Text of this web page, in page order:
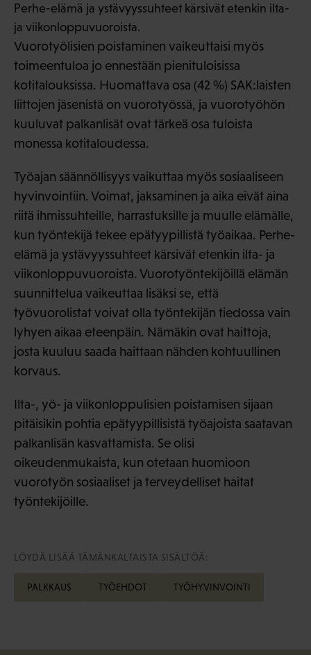
Perhe-elämä ja ystävyyssuhteet kärsivät etenkin ilta-
ja viikonloppuvuoroista.
Vuorotyölisien poistaminen vaikeuttaisi myös
toimeentuloa jo ennestään pienituloisissa
kotitalouksissa. Huomattava osa (42 %) SAK:laisten
liittojen jäsenistä on vuorotyössä, ja vuorotyöhön
kuuluvat palkanlisät ovat tärkeä osa tuloista
monessa kotitaloudessa.
Työajan säännöllisyys vaikuttaa myös sosiaaliseen
hyvinvointiin. Voimat, jaksaminen ja aika eivät aina
riitä ihmissuhteille, harrastuksille ja muulle elämälle,
kun työntekijä tekee epätyypillistä työaikaa. Perhe-
elämä ja ystävyyssuhteet kärsivät etenkin ilta- ja
viikonloppuvuoroista. Vuorotyöntekijöillä elämän
suunnittelua vaikeuttaa lisäksi se, että
työvuorolistat voivat olla työntekijän tiedossa vain
lyhyen aikaa eteenpäin. Nämäkin ovat haittoja,
josta kuuluu saada haittaan nähden kohtuullinen
korvaus.
Ilta-, yö- ja viikonloppulisien poistamisen sijaan
pitäisikin pohtia epätyypillisistä työajoista saatavan
palkanlisän kasvattamista. Se olisi
oikeudenmukaista, kun otetaan huomioon
vuorotyön sosiaaliset ja terveydelliset haitat
työntekijöille.
LÖYDÄ LISÄÄ TÄMÄNKALTAISTA SISÄLTÖÄ:
PALKKAUS TYÖEHDOT TYÖHYVINVOINTI